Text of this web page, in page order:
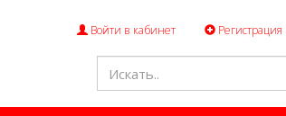
Войти в кабинет Регистрация